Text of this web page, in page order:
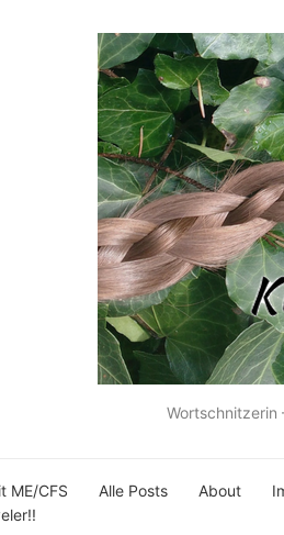
Wortschnitzerin
ME/CFS Alle Posts About